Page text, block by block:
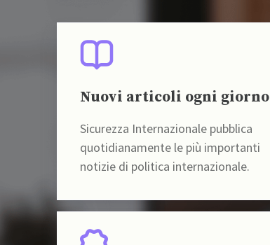
Nuovi articoli ogni giorno
Sicurezza Internazionale pubblica
quotidianamente le più importanti
notizie di politica internazionale.